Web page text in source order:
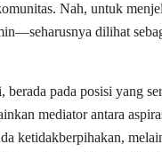
Nah, untuk
dilihat
pada posisi yang
mediator antara
ketidakberpihakan,